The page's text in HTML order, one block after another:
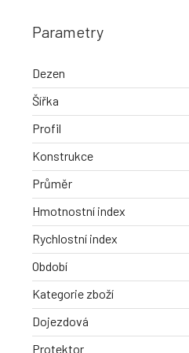
Parametry
Dezen
Šířka
Profil
Konstrukce
Průměr
Hmotnostní index
Rychlostní index
Období
Kategorie zboží
Dojezdová
Protektor